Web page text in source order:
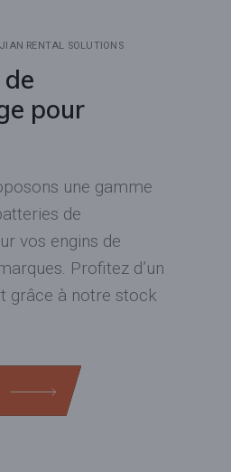
RENTAL SOLUTIONS
pour
une gamme
de
vos engins de
Profitez d’un
grâce à notre stock